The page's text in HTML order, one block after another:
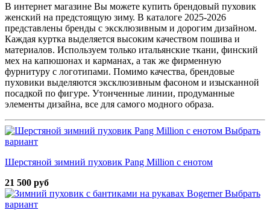
В интернет магазине Вы можете купить брендовый пуховик
женский на предстоящую зиму. В каталоге 2025-2026
представлены бренды с эксклюзивным и дорогим дизайном.
Каждая куртка выделяется высоким качеством пошива и
материалов. Используем только итальянские ткани, финский
мех на капюшонах и карманах, а так же фирменную
фурнитуру с логотипами. Помимо качества, брендовые
пуховики выделяются эксклюзивным фасоном и изысканной
посадкой по фигуре. Утонченные линии, продуманные
элементы дизайна, все для самого модного образа.
Выбрать
вариант
Шерстяной зимний пуховик Pang Million с енотом
21 500 руб
Выбрать
вариант